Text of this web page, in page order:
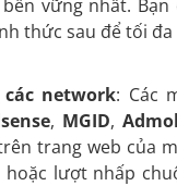
vững nhất.
thức sau để tối
network: Các
, MGID,
trang web của
lượt nhấp